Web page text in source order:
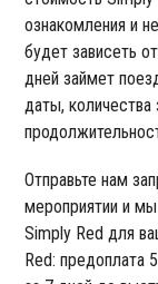
ознакомления и
будет зависеть
дней займет
даты, количества
Отправьте нам
мероприятии и
Simply Red для
Red: предоплата